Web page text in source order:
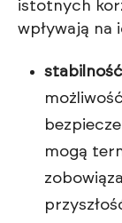
istotnych
wpływają na
mogą